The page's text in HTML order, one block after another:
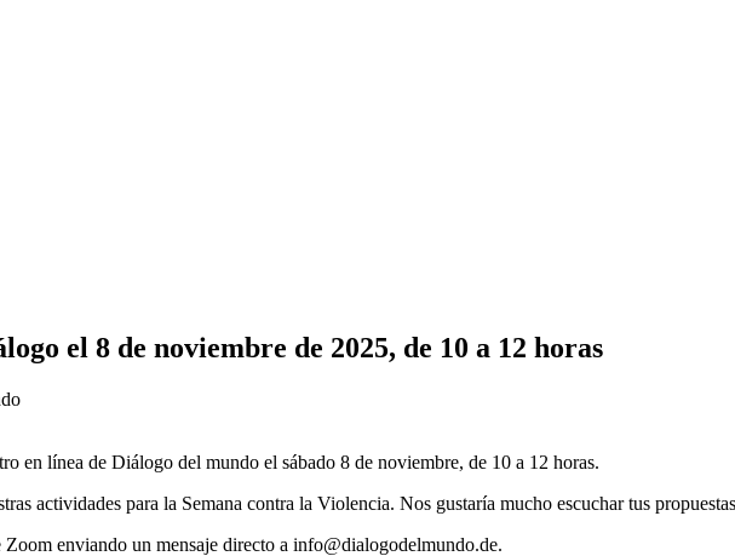
el 8 de noviembre de 2025, de 10 a 12 horas
en línea de Diálogo del mundo el sábado 8 de noviembre, de 10 a 12 horas.
actividades para la Semana contra la Violencia. Nos gustaría mucho escuchar tus
Zoom enviando un mensaje directo a info@dialogodelmundo.de.